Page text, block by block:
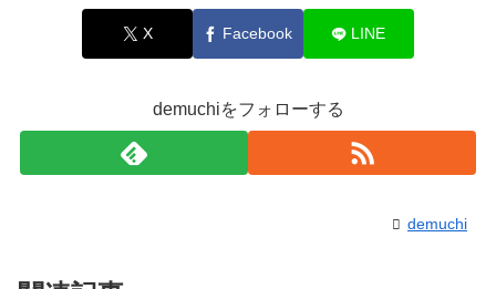
X Facebook LINE
demuchiをフォローする
demuchi